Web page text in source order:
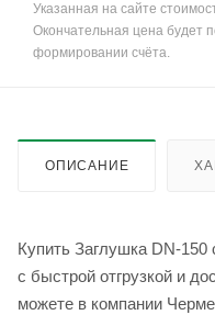
Указанная на сайте
Окончательная цена будет
формировании счёта.
ОПИСАНИЕ
Купить Заглушка DN-
с быстрой отгрузкой и
можете в компании